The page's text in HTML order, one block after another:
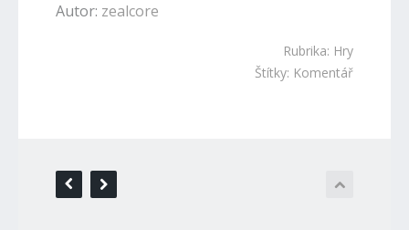
Autor: zealcore
Rubrika: Hry
Štítky: Komentář